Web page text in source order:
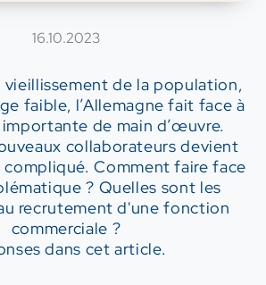
16.10.2023
vieillissement de la population,
faible, l’Allemagne fait face à
de main d’œuvre.
collaborateurs devient
compliqué. Comment faire face
? Quelles sont les
recrutement d'une fonction
commerciale ?
dans cet article.